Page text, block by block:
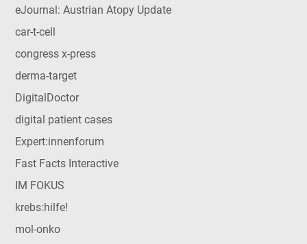
eJournal: Austrian Atopy Update
car-t-cell
congress x-press
derma-target
DigitalDoctor
digital patient cases
Expert:innenforum
Fast Facts Interactive
IM FOKUS
krebs:hilfe!
mol-onko